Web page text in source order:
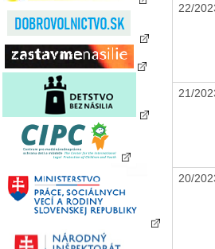
22/
21/
20/